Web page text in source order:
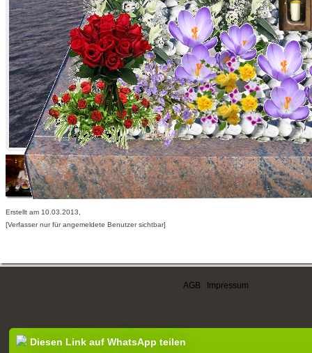
Erstellt am 10.03.2013,
[Verfasser nur für angemeldete Benutzer sichtbar]
AGB Impressum
Diesen Link auf WhatsApp teilen